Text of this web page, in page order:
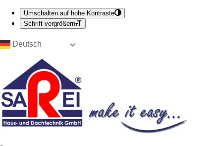
Umschalten auf hohe Kontraste
Schrift vergrößern
Zum
Inhalt
Deutsch